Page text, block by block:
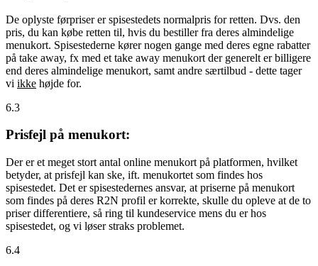
De oplyste førpriser er spisestedets normalpris for retten. Dvs. den
pris, du kan købe retten til, hvis du bestiller fra deres almindelige
menukort. Spisestederne kører nogen gange med deres egne rabatter
på take away, fx med et take away menukort der generelt er billigere
end deres almindelige menukort, samt andre særtilbud - dette tager
vi ikke højde for.
6.3
Prisfejl på menukort:
Der er et meget stort antal online menukort på platformen, hvilket
betyder, at prisfejl kan ske, ift. menukortet som findes hos
spisestedet. Det er spisestedernes ansvar, at priserne på menukort
som findes på deres R2N profil er korrekte, skulle du opleve at de to
priser differentiere, så ring til kundeservice mens du er hos
spisestedet, og vi løser straks problemet.
6.4